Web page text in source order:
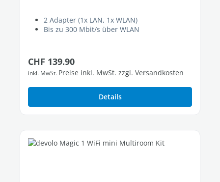
2 Adapter (1x LAN, 1x WLAN)
Bis zu 300 Mbit/s über WLAN
Regulärer Preis:
CHF 139.90
inkl. MwSt. Preise inkl. MwSt. zzgl. Versandkosten
Details